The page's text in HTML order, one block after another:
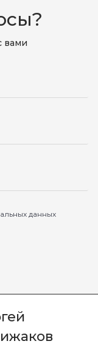
вами
данных